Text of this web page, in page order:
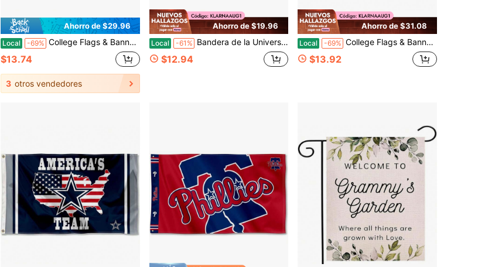
Ahorro de $29.96
Local -69% College Flags & Banners Co. Bandera Acadiana de los Tigres de la Universidad Estatal de Luisiana
$13.74
3 otros vendedores
Ahorro de $19.96
Local -61% Bandera de la Universidad de Tennessee con Ojales, 3'x5' Banderas y Pancartas de Tennessee Volunteers para Exterior, Jardín, Patio, Decoración de Pared Interior
$12.94
Ahorro de $31.08
Local -69% College Flags & Banners Co. Bandera y Pancarta de los Houston Cougars de la Conferencia Big 12 con Ojales Grandes
$13.92